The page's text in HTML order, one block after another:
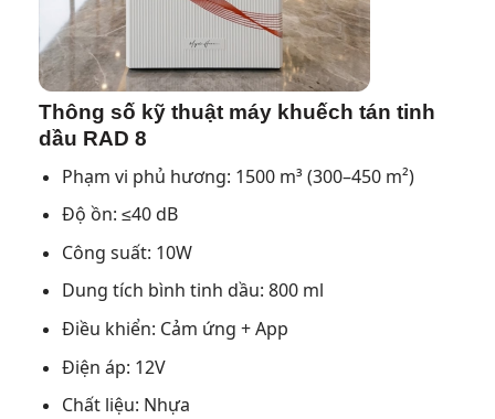
Thông số kỹ thuật máy khuếch tán tinh
dầu RAD 8
Phạm vi phủ hương: 1500 m³ (300–450 m²)
Độ ồn: ≤40 dB
Công suất: 10W
Dung tích bình tinh dầu: 800 ml
Điều khiển: Cảm ứng + App
Điện áp: 12V
Chất liệu: Nhựa